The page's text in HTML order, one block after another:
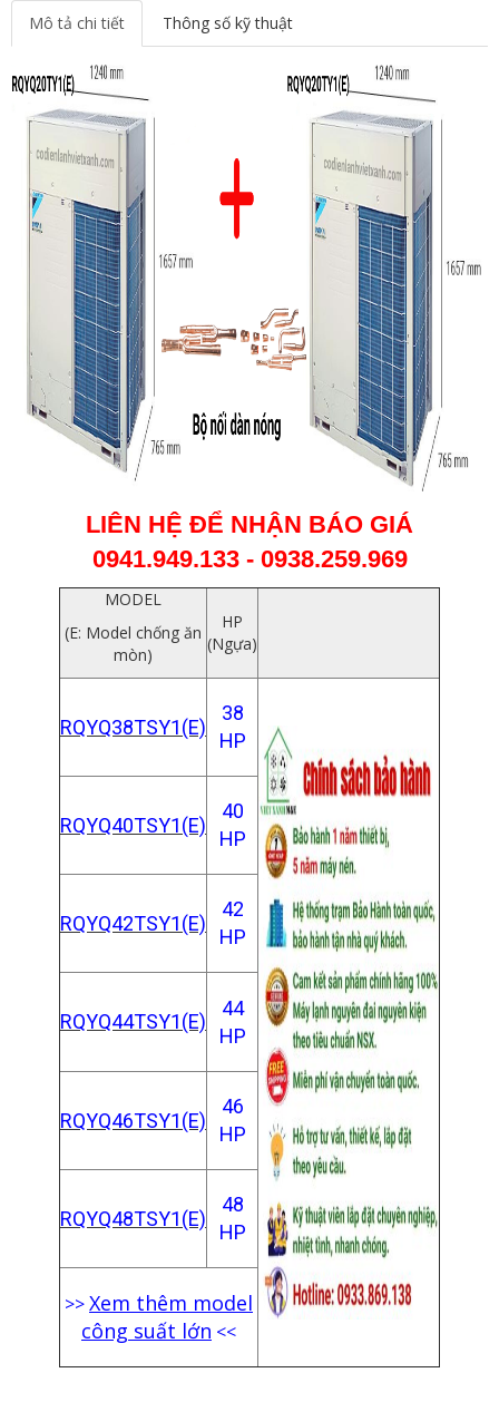
Mô tả chi tiết
Thông số kỹ thuật
LIÊN HỆ ĐỂ NHẬN BÁO GIÁ
0941.949.133 - 0938.259.969
MODEL
(E: Model chống ăn
mòn)
HP
(Ngựa)
RQYQ38TSY1(E)
38
HP
RQYQ40TSY1(E)
40
HP
RQYQ42TSY1(E)
42
HP
RQYQ44TSY1(E)
44
HP
RQYQ46TSY1(E)
46
HP
RQYQ48TSY1(E)
48
HP
>>Xem thêm model
công suất lớn <<